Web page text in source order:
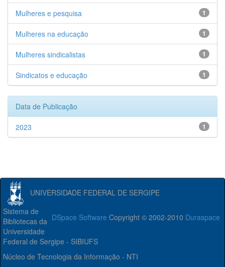
1
Mulheres e pesquisa
1
Mulheres na educação
1
Mulheres sindicalistas
1
Sindicatos e educação
Data de Publicação
1
2023
UNIVERSIDADE FEDERAL DE SERGIPE
DSpace Software Copyright © 2002-2010 Duraspace
Sistema de
Bibliotecas da
Universidade
Federal de Sergipe - SIBIUFS
Núcleo de Tecnologia da Informação - NTI